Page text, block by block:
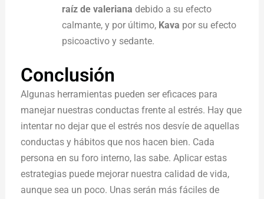
raíz de valeriana debido a su efecto
calmante, y por último, Kava por su efecto
psicoactivo y sedante.
Conclusión
Algunas herramientas pueden ser eficaces para
manejar nuestras conductas frente al estrés. Hay que
intentar no dejar que el estrés nos desvíe de aquellas
conductas y hábitos que nos hacen bien. Cada
persona en su foro interno, las sabe. Aplicar estas
estrategias puede mejorar nuestra calidad de vida,
aunque sea un poco. Unas serán más fáciles de